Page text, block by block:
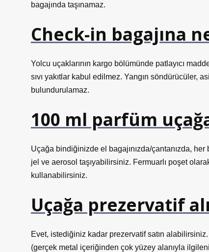
bagajında ​​taşınamaz.
Check-in bagajına
Yolcu uçaklarının kargo bölümünde patlayıcı
sıvı yakıtlar kabul edilmez. Yangın söndürücüler,
bulundurulamaz.
100 ml parfüm
Uçağa bindiğinizde el bagajınızda/çantanızda,
jel ve aerosol taşıyabilirsiniz. Fermuarlı poşet
kullanabilirsiniz.
Uçağa prezervatif
Evet, istediğiniz kadar prezervatif satın
(gerçek metal içeriğinden çok yüzey alanıyla